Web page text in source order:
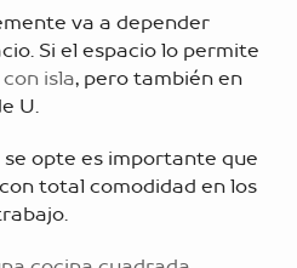
va a depender
Si el espacio lo permite
isla, pero también en
U.
se opte es importante que
total comodidad en los